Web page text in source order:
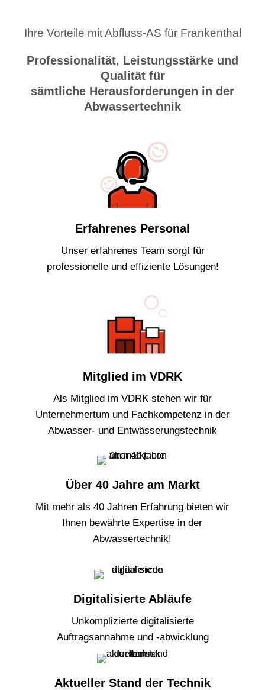
Ihre Vorteile mit Abfluss-AS für Frankenthal
Professionalität, Leistungsstärke und
Qualität für
sämtliche Herausforderungen in der
Abwassertechnik
Erfahrenes Personal
Unser erfahrenes Team sorgt für
professionelle und effiziente Lösungen!
Mitglied im VDRK
Als Mitglied im VDRK stehen wir für
Unternehmertum und Fachkompetenz in der
Abwasser- und Entwässerungstechnik
Über 40 Jahre am Markt
Mit mehr als 40 Jahren Erfahrung bieten wir
Ihnen bewährte Expertise in der
Abwassertechnik!
Digitalisierte Abläufe
Unkomplizierte digitalisierte
Auftragsannahme und -abwicklung
Aktueller Stand der Technik